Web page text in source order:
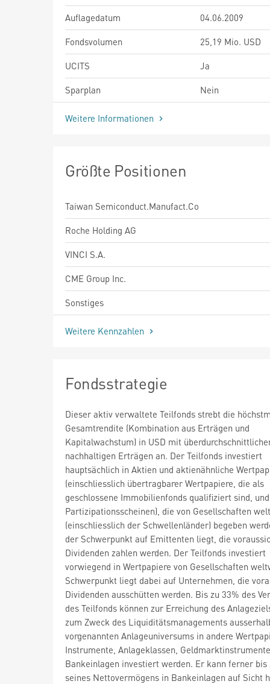
Auflagedatum
04.06.2009
Fondsvolumen
25,19 Mio. USD
UCITS
Ja
Sparplan
Nein
Weitere Informationen
Größte Positionen
Taiwan Semiconduct.Manufact.Co
Roche Holding AG
VINCI S.A.
CME Group Inc.
Sonstiges
Weitere Kennzahlen
Fondsstrategie
Dieser aktiv verwaltete Teilfonds strebt die
Gesamtrendite (Kombination aus Erträgen und
Kapitalwachstum) in USD mit
nachhaltigen Erträgen an. Der Teilfonds investiert
hauptsächlich in Aktien und aktienähnliche
(einschliesslich übertragbarer Wertpapiere, die als
geschlossene Immobilienfonds qualifiziert sind, und
Partizipationsscheinen), die von Gesellschaften
(einschliesslich der Schwellenländer) begeben
der Schwerpunkt auf Emittenten liegt, die
Dividenden zahlen werden. Der Teilfonds investiert
vorwiegend in Wertpapiere von Gesellschaften
Schwerpunkt liegt dabei auf Unternehmen, die
Dividenden ausschütten werden. Bis zu 33% des
des Teilfonds können zur Erreichung des
zum Zweck des Liquiditätsmanagements
vorgenannten Anlageuniversums in andere
Instrumente, Anlageklassen,
Bankeinlagen investiert werden. Er kann ferner bis
seines Nettovermögens in Bankeinlagen auf Sicht